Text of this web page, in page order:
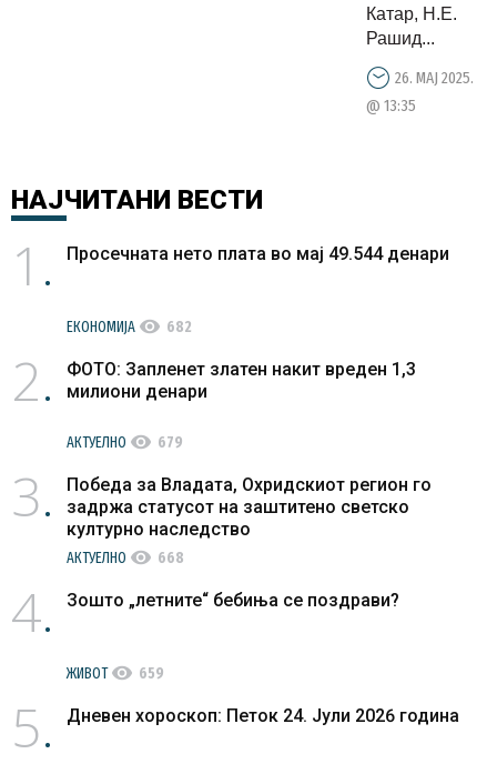
Катар, Н.Е.
Рашид...
26. МАЈ 2025.
@ 13:35
НАЈЧИТАНИ ВЕСТИ
1 Просечната нето плата во мај 49.544 денари
ЕКОНОМИЈА visibility 682
2
ФОТО: Запленет златен накит вреден 1,3
милиони денари
АКТУЕЛНО visibility 679
3
Победа за Владата, Охридскиот регион го
задржа статусот на заштитено светско
културно наследство
АКТУЕЛНО visibility 668
4 Зошто „летните“ бебиња се поздрави?
ЖИВОТvisibility 659
5 Дневен хороскоп: Петок 24. Јули 2026 година